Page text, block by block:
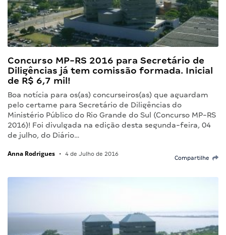
Concurso MP-RS 2016 para Secretário de
Diligências já tem comissão formada. Inicial
de R$ 6,7 mil!
Boa notícia para os(as) concurseiros(as) que aguardam
pelo certame para Secretário de Diligências do
Ministério Público do Rio Grande do Sul (Concurso MP-RS
2016)! Foi divulgada na edição desta segunda-feira, 04
de julho, do Diário…
Anna Rodrigues • 4 de Julho de 2016
Compartilhe